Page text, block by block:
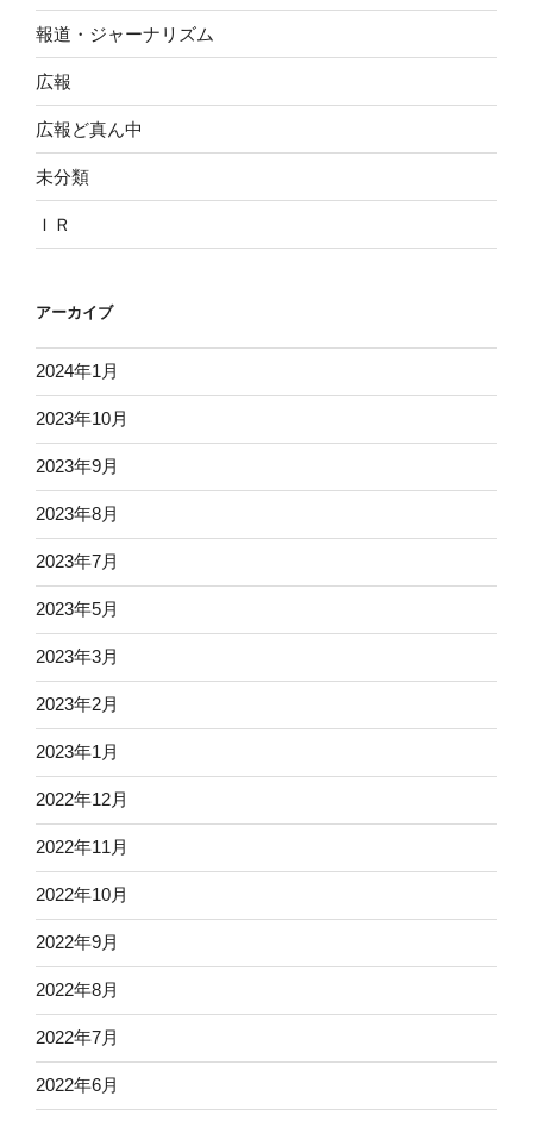
報道・ジャーナリズム
広報
広報ど真ん中
未分類
ＩＲ
アーカイブ
2024年1月
2023年10月
2023年9月
2023年8月
2023年7月
2023年5月
2023年3月
2023年2月
2023年1月
2022年12月
2022年11月
2022年10月
2022年9月
2022年8月
2022年7月
2022年6月